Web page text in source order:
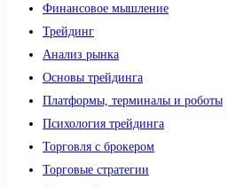
Финансовое мышление
Трейдинг
Анализ рынка
Основы трейдинга
Платформы, терминалы и роботы
Психология трейдинга
Торговля с брокером
Торговые стратегии